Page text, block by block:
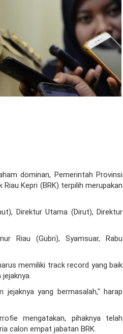
dominan, Pemerintah Provinsi
Kepri (BRK) terpilih merupakan
Direktur Utama (Dirut), Direktur
Riau (Gubri), Syamsuar, Rabu
memiliki track record yang baik
yang bermasalah," harap
mengatakan, pihaknya telah
calon empat jabatan BRK.